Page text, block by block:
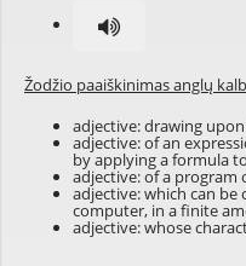
Žodžio paaiškinimas anglų
adjective:drawing
adjective: of an
by applying aformulato
adjective: of a program
adjective: which can
computer, in a finite
adjective: whose